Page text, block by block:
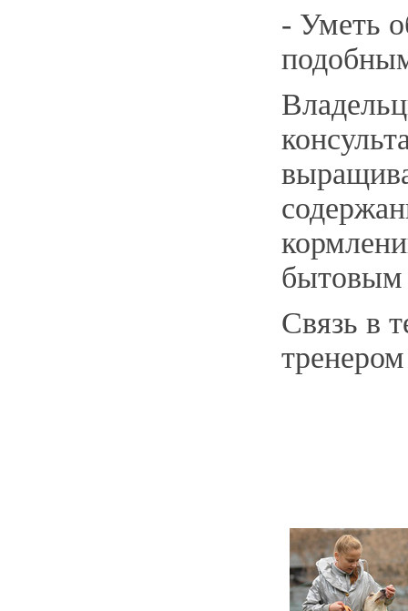
- Уметь
бытовым
Связь в